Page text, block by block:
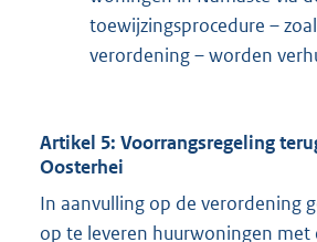
toewijzingsprocedure –
verordening – worden
Artikel 5: Voorrangsregeling
Oosterhei
In aanvulling op de verordening
op te leveren huurwoningen